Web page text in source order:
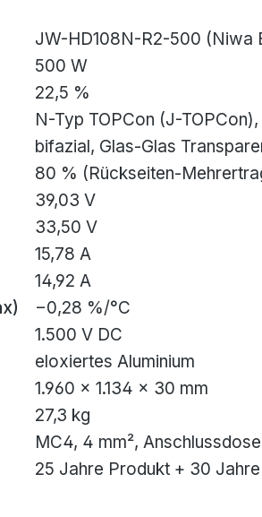
JW-HD108N-R2-500 (Niwa
500 W
22,5 %
N-Typ TOPCon (J-TOPCon),
bifazial, Glas-Glas
80 % (Rückseiten-
39,03 V
33,50 V
15,78 A
14,92 A
−0,28 %/°C
1.500 V DC
eloxiertes Aluminium
1.960 × 1.134 × 30 mm
27,3 kg
MC4, 4 mm²,
25 Jahre Produkt + 30